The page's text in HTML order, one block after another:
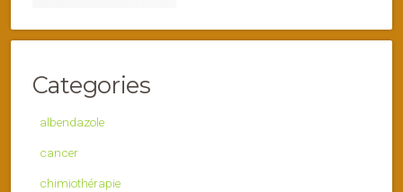
Categories
albendazole
cancer
chimiothérapie